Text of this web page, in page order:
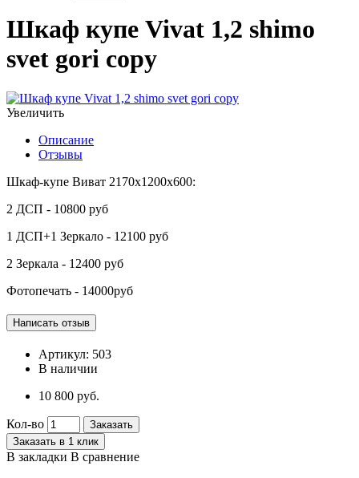
Шкаф купе Vivat 1,2 shimo
svet gori copy
Увеличить
Описание
Отзывы
Шкаф-купе Виват 2170х1200х600:
2 ДСП - 10800 руб
1 ДСП+1 Зеркало - 12100 руб
2 Зеркала - 12400 руб
Фотопечать - 14000руб
Артикул: 503
В наличии
10 800 руб.
Кол-во
Заказать
Заказать в 1 клик
В закладки В сравнение